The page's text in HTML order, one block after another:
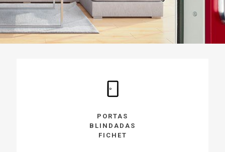
PORTAS
BLINDADAS
FICHET